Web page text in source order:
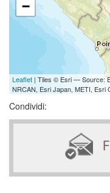
−
Leaflet | Tiles © Esri — Source:
NRCAN, Esri Japan, METI, Esri
Condividi: